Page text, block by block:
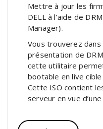
Mettre à jour les
DELL à l’aide de
Manager).
Vous trouverez dans
présentation de
cette utilitaire
bootable en live
Cette ISO contient
serveur en vue